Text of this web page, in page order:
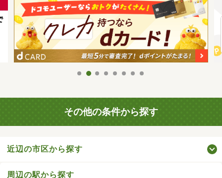
その他の条件から探す
近辺の市区から探す
周辺の駅から探す